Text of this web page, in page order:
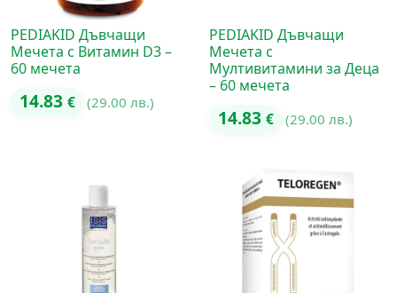
PEDIAKID Дъвчащи
Мечета с Витамин D3 –
60 мечета
14.83 € (29.00 лв.)
PEDIAKID Дъвчащи
Мечета с
Мултивитамини за Деца
– 60 мечета
14.83 € (29.00 лв.)